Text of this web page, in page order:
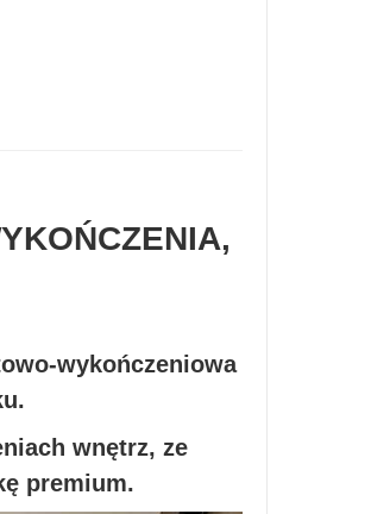
wykończeniowa
wnętrz, ze
premium.